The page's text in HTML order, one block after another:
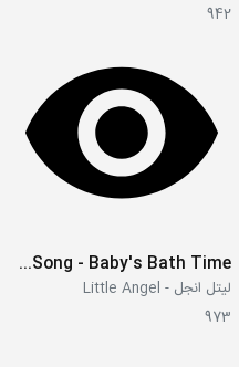
942
Bath Time Song - Baby's Bath Time
لیتل انجل - Little Angel
973